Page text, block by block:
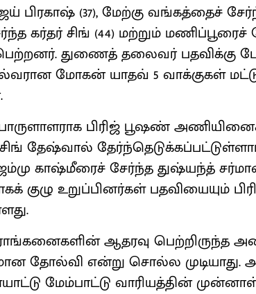
(37), மேற்கு வங்கத்தைச்
கர்தர் சிங் (44) மற்றும்
துணைத் தலைவர் பதவிக்கு
மோகன் யாதவ் 5 வாக்குகள்
பிரிஜ் பூஷண்
சிங் தேஷ்வால்
ஜம்மு காஷ்மீரைச் சேர்ந்த துஷ்யந்த்
குழு உறுப்பினர்கள் பதவியையும்
ஆதரவு பெற்றிருந்த
தோல்வி என்று சொல்ல
மேம்பாட்டு வாரியத்தின்